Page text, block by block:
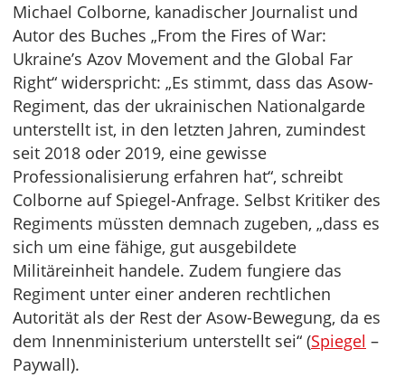
Michael Colborne, kanadischer Journalist und
Autor des Buches „From the Fires of War:
Ukraine’s Azov Movement and the Global Far
Right“ widerspricht: „Es stimmt, dass das Asow-
Regiment, das der ukrainischen Nationalgarde
unterstellt ist, in den letzten Jahren, zumindest
seit 2018 oder 2019, eine gewisse
Professionalisierung erfahren hat“, schreibt
Colborne auf Spiegel-Anfrage. Selbst Kritiker des
Regiments müssten demnach zugeben, „dass es
sich um eine fähige, gut ausgebildete
Militäreinheit handele. Zudem fungiere das
Regiment unter einer anderen rechtlichen
Autorität als der Rest der Asow-Bewegung, da es
dem Innenministerium unterstellt sei“ (Spiegel –
Paywall).